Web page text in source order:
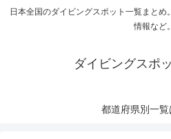
日本全国のダイビングスポット一覧まと
情報など。
ダイビングスポ
都道府県別一覧